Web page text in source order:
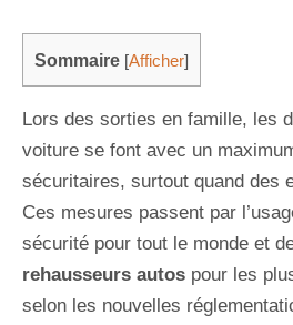
Sommaire [Afficher]
Lors des sorties en famille, les
voiture se font avec un
sécuritaires, surtout quand des
Ces mesures passent par
sécurité pour tout le monde et
rehausseurs autos pour les
selon les nouvelles